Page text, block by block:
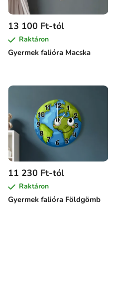
Gyermek falióra Macska
13 100 Ft-tól
Raktáron
Gyermek falióra Földgömb
11 230 Ft-tól
Raktáron